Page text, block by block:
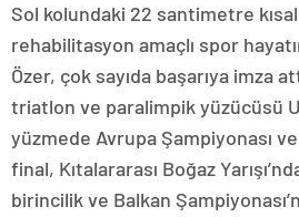
Sol kolundaki 22 santimetre
rehabilitasyon amaçlı spor
Özer, çok sayıda başarıya imza
triatlon ve paralimpik yüzücüsü
yüzmede Avrupa Şampiyonası ve
final, Kıtalararası Boğaz
birincilik ve Balkan